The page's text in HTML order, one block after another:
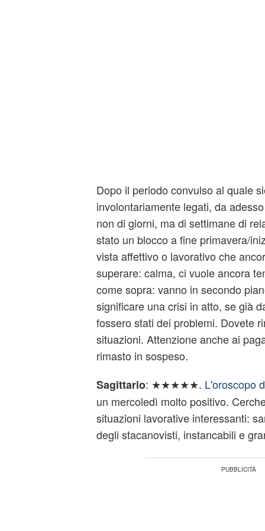
Dopo il periodo convulso al quale
involontariamente legati, da
non di giorni, ma di settimane di
stato un blocco a fine primavera/
vista affettivo o lavorativo che
superare: calma, ci vuole ancora
come sopra: vanno in secondo
significare una crisi in atto, se già
fossero stati dei problemi. Dovete
situazioni. Attenzione anche ai
rimasto in sospeso.
Sagittario: ★★★★★. L'oroscopo
un mercoledì molto positivo.
situazioni lavorative interessanti:
degli stacanovisti, instancabili e